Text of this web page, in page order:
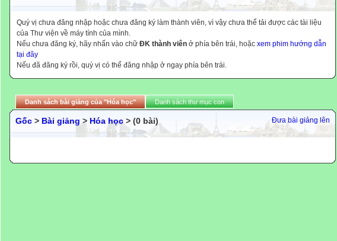
Quý vị chưa đăng nhập hoặc chưa đăng ký làm thành viên, vì vậy chưa thể tải được các tài liệu
của Thư viện về máy tính của mình.
Nếu chưa đăng ký, hãy nhấn vào chữ ĐK thành viên ở phía bên trái, hoặc xem phim hướng dẫn
tại đây
Nếu đã đăng ký rồi, quý vị có thể đăng nhập ở ngay phía bên trái.
Danh sách bài giảng của "Hóa học" Danh sách thư mục con
Đưa bài giảng lên
Gốc > Bài giảng > Hóa học > (0 bài)